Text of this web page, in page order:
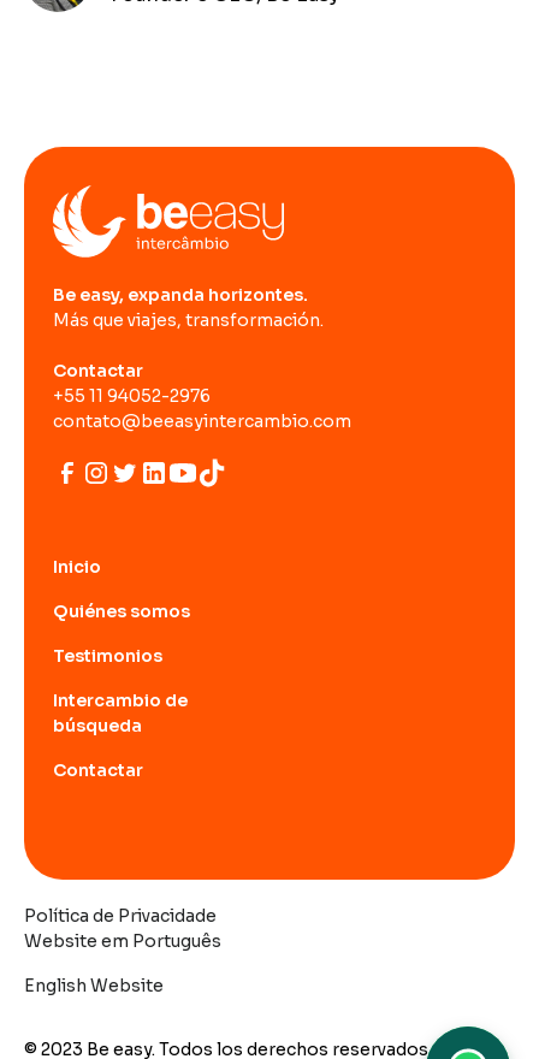
Be easy, expanda horizontes.
Más que viajes, transformación.
Contactar
+55 11 94052-2976
contato@beeasyintercambio.com
Inicio
Quiénes somos
Testimonios
Intercambio de
búsqueda
Contactar
© 2023 Be easy. Todos los derechos reservados.
Website em Português
English Website
Política de Privacidade